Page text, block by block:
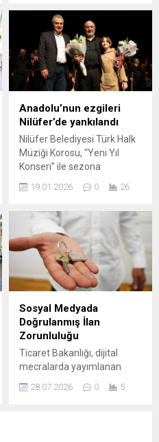
tarım alanlarına yapılmış
kaçak yapılarla
mücadelesine kararlılıkla
devam ediyor. Belediye
ekipleri tarafından tespit
edilerek, yasal prosedürleri
tamamlanan ruhsatsız
yapılar yıkılıyor. Çevik kuvvet
ve zabıta ekiplerinin
güvenlik önlemleri
çerçevesinde, Yaylacık...
Anadolu’nun ezgileri
Nilüfer’de yankılandı
Nilüfer Belediyesi Türk Halk
Müziği Korosu, “Yeni Yıl
Konseri” ile sezona
Anadolu’nun farklı
repertuarın seslendirildiği
konserde sanatseverler de
koroya eşlik ederek keyifli bir
gece geçirdi. Nilüfer
Belediyesi Türk Halk Müziği
Korosu, yeni sezona
muhteşem konserle başladı.
Kurulduğu 2004 yılından bu
yana kentin kültür ve...
19.01.2026 0 26
Sosyal Medyada
Doğrulanmış İlan
Zorunluluğu
Ticaret Bakanlığı, dijital
mecralarda yayımlanan
taşınmaz ve ikinci el kara
taşıtı ilanlarının doğruluğunu
28.07.2026 0 5